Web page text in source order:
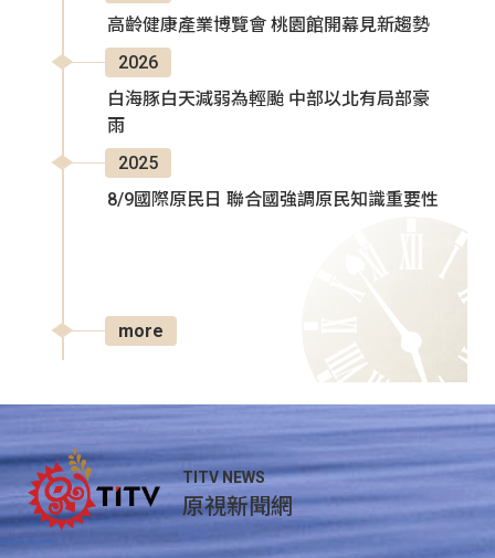
高齡健康產業博覽會 桃園館開幕見新趨勢
2026
白海豚白天減弱為輕颱 中部以北有局部豪
雨
2025
8/9國際原民日 聯合國強調原民知識重要性
more
TITV NEWS
原視新聞網